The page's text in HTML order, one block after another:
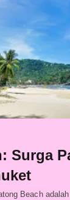
Surga
Beach